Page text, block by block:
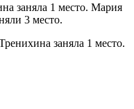
заняла 1 место. Мария
3 место.
заняла 1 место.